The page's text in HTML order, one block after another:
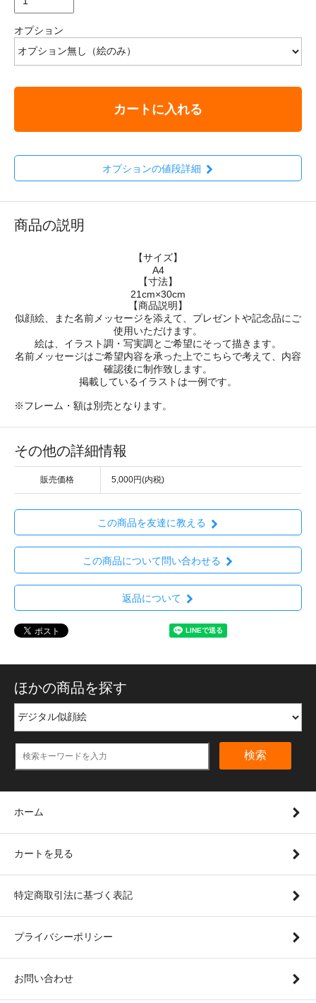
オプション
カートに入れる
オプションの値段詳細
商品の説明
【サイズ】
A4
【寸法】
21cm×30cm
【商品説明】
似顔絵、また名前メッセージを添えて、プレゼントや記念品にご
使用いただけます。
絵は、イラスト調・写実調とご希望にそって描きます。
名前メッセージはご希望内容を承った上でこちらで考えて、内容
確認後に制作致します。
掲載しているイラストは一例です。
※フレーム・額は別売となります。
その他の詳細情報
販売価格 5,000円(内税)
この商品を友達に教える
この商品について問い合わせる
返品について
ほかの商品を探す
検索
ホーム
カートを見る
特定商取引法に基づく表記
プライバシーポリシー
お問い合わせ